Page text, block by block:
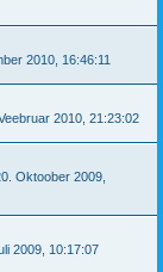
2010, 16:46:11
2010, 21:23:02
Oktoober 2009,
2009, 10:17:07